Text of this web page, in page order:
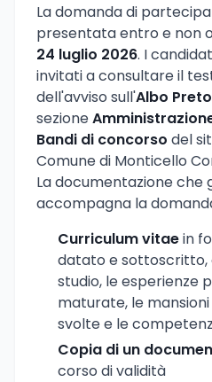
La domanda di
presentata entro e non
24 luglio 2026. I
invitati a consultare il
dell'avviso sull'Albo
sezione
Bandi di concorso del
Comune di Monticello
La documentazione che
accompagna la
Curriculum vitaein
datato e sottoscritto,
studio, le esperienze
maturate, le
svolte e le
Copia di un
corso di validità